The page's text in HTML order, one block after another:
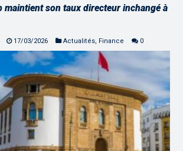
maintient son taux directeur inchangé à
17/03/2026 Actualités, Finance 0